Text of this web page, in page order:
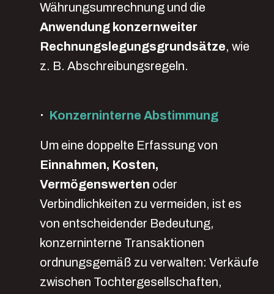
Währungsumrechnung und die
Anwendung konzernweiter
Rechnungslegungsgrundsätze, wie
z. B. Abschreibungsregeln.
· Konzerninterne Abstimmung
Um eine doppelte Erfassung von
Einnahmen, Kosten,
Vermögenswerten oder
Verbindlichkeiten zu vermeiden, ist es
von entscheidender Bedeutung,
konzerninterne Transaktionen
ordnungsgemäß zu verwalten: Verkäufe
zwischen Tochtergesellschaften,